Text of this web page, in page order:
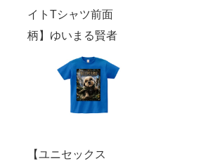
イトTシャツ前面
柄】ゆいまる賢者
【ユニセックス